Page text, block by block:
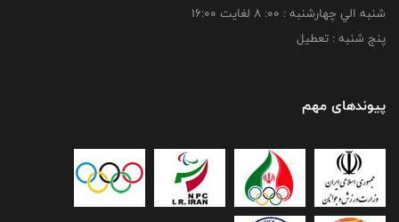
شنبه الي چهارشنبه : 00: 8 لغايت 16:00
پنج شنبه : تعطیل
پیوندهای مهم